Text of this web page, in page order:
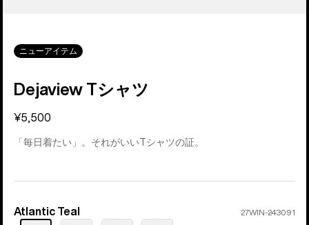
ニューアイテム
Dejaview Tシャツ
¥5,500
「毎日着たい」。それがいいTシャツの証。
カ
Atlantic Teal 27WIN-243091